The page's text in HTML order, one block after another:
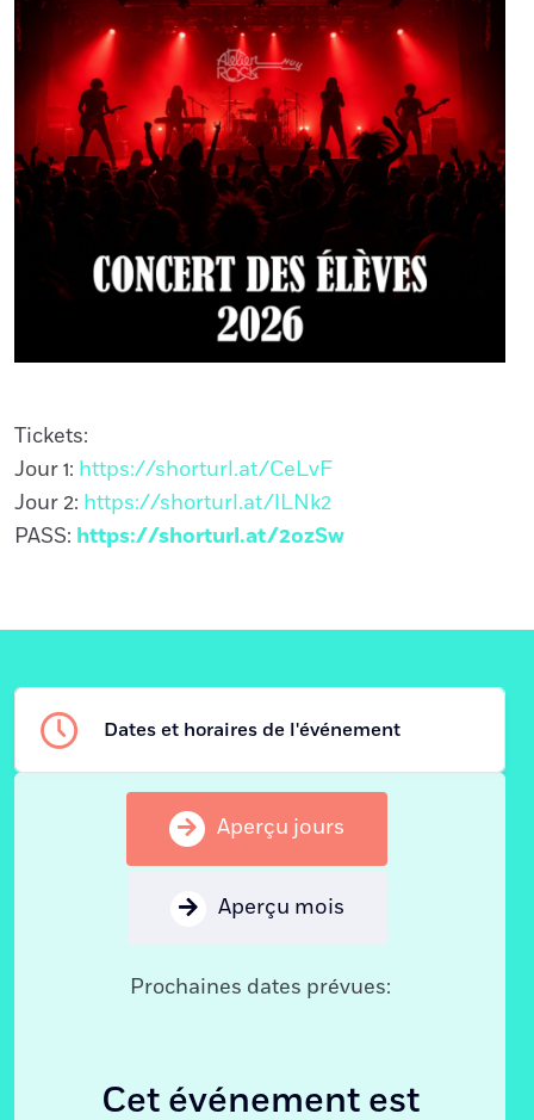
Tickets:
Jour 1: https://shorturl.at/CeLvF
Jour 2: https://shorturl.at/lLNk2
PASS: https://shorturl.at/2ozSw
Dates et horaires de l'événement
Aperçu jours
Aperçu mois
Prochaines dates prévues:
Cet événement est